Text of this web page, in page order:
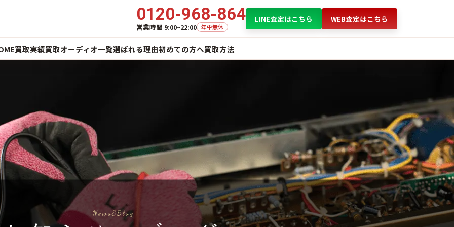
0120-968-864
営業時間 9:00~22:00 年中無休
LINE査定はこちら WEB査定はこちら
買取実績買取オーディオ一覧選ばれる理由初めての方へ買取方法
News&Blog